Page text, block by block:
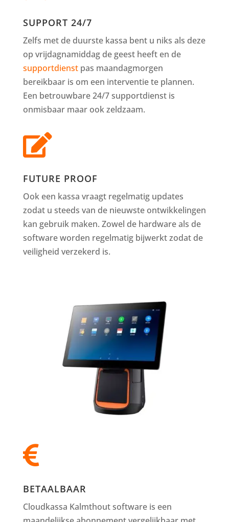
SUPPORT 24/7
Zelfs met de duurste kassa bent u niks als deze
op vrijdagnamiddag de geest heeft en de
supportdienstpas maandagmorgen
bereikbaar is om een interventie te plannen.
Een betrouwbare 24/7 supportdienst is
onmisbaar maar ook zeldzaam.

FUTURE PROOF
Ook een kassa vraagt regelmatig updates
zodat u steeds van de nieuwste ontwikkelingen
kan gebruik maken. Zowel de hardware als de
software worden regelmatig bijwerkt zodat de
veiligheid verzekerd is.

BETAALBAAR
Cloudkassa Kalmthout software is een